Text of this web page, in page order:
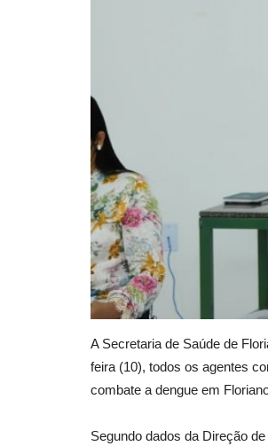
A Secretaria de Saúde de
feira (10), todos os agentes
combate a dengue em
Segundo dados da Direção